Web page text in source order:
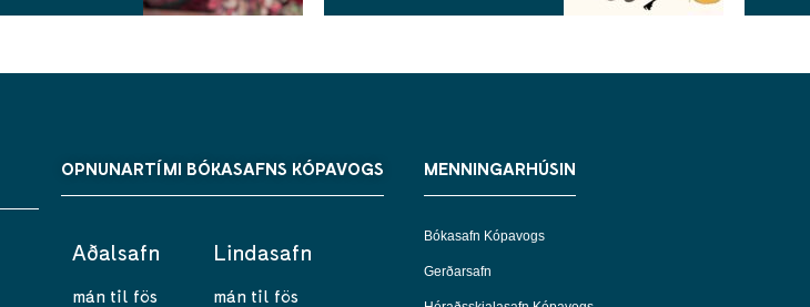
OPNUNARTÍMI BÓKASAFNS KÓPAVOGS
Aðalsafn
mán til fös
Lindasafn
mán til fös
MENNINGARHÚSIN
Bókasafn Kópavogs
Gerðarsafn